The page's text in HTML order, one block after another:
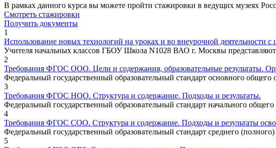
В рамках данного курса вы можете пройти стажировки в ведущих музеях
Смотреть стажировки
Получить документы
1
Использование новых технологий на уроках и во внеурочной
Учителя начальных классов ГБОУ Школа N1028 ВАО г. Москвы
2
Требования ФГОС ООО. Цели и содержания, образовательные результаты.
Федеральный государственный образовательный стандарт основного
3
Требования ФГОС НОО. Структура и содержание. Подходы и результаты.
Федеральный государственный образовательный стандарт начального
4
Требования ФГОС СОО. Структура и содержание. Подходы и результаты
Федеральный государственный образовательный стандарт среднего
5